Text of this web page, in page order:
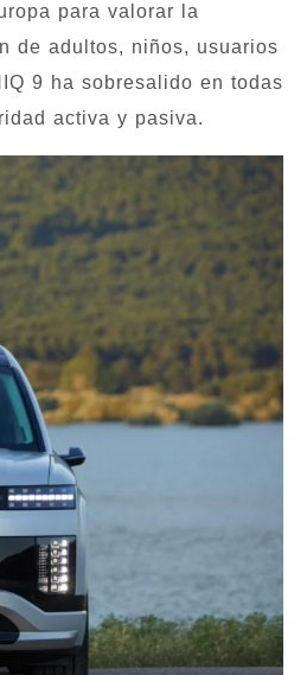
para valorar la
de adultos, niños, usuarios
9 ha sobresalido en todas
activa y pasiva.